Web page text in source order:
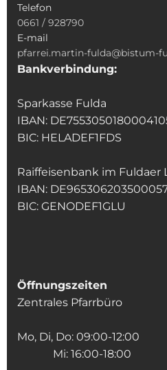
Telefon
0661 / 928790
E-mail
pfarrei.martin-fulda@bistum-
Bankverbindung:
Sparkasse Fulda
IBAN:
BIC: HELADEF1FDS
Raiffeisenbank im Fuldaer
IBAN:
BIC: GENODEF1GLU
Öffnungszeiten
Zentrales Pfarrbüro
Mo, Di, Do: 09:00-12:00
Mi: 16:00-18:00